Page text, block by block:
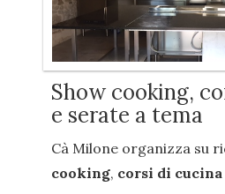
Show cooking,
e serate a tema
Cà Milone organizza su
cooking, corsi di cucina